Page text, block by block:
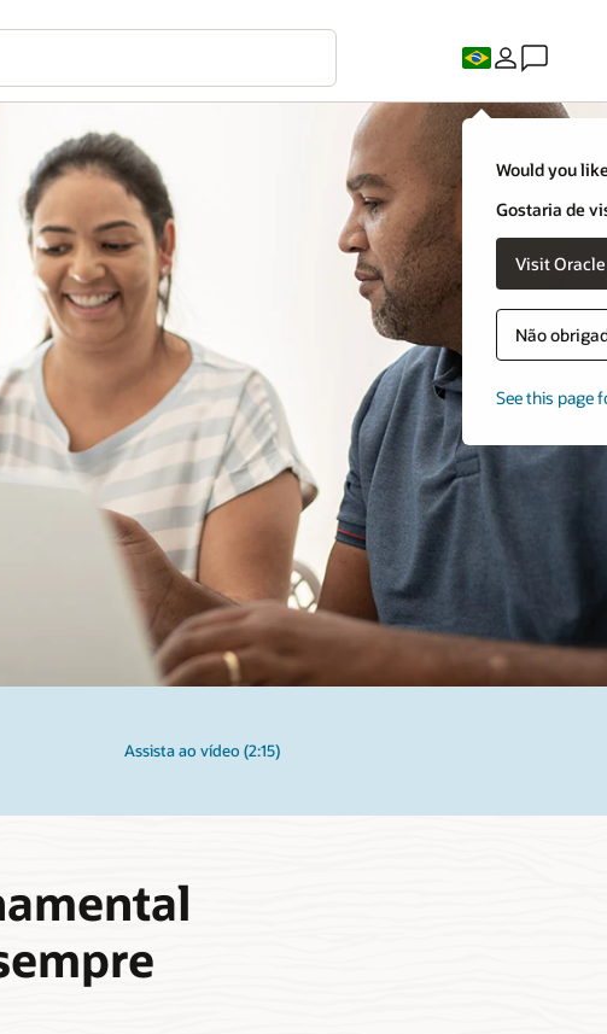
Would you
Gostaria de
Visit
Não
See this page
Assista ao vídeo (2:15)